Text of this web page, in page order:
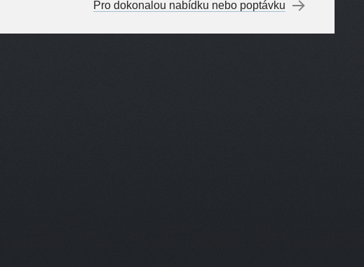
Pro dokonalou nabídku nebo poptávku →